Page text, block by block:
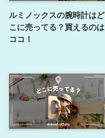
ルミノックスの腕時計はど
こに売ってる？買えるのは
ココ！